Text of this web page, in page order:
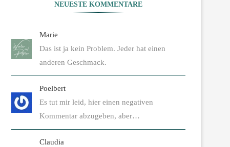
NEUESTE KOMMENTARE
Marie
Das ist ja kein Problem. Jeder hat einen
anderen Geschmack.
Poelbert
Es tut mir leid, hier einen negativen
Kommentar abzugeben, aber…
Claudia